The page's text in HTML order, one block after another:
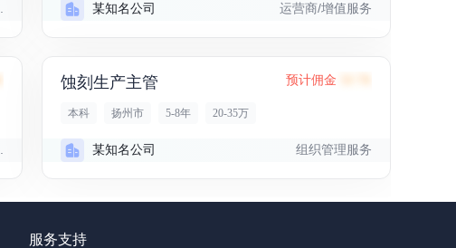
某知名公司 运营商/增值服务
蚀刻生产主管 预计佣金
本科 扬州市 5-8年 20-35万
某知名公司 组织管理服务
服务支持